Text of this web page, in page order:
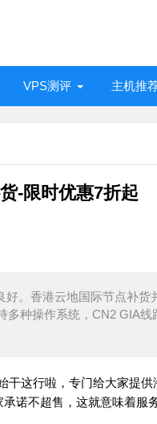
VPS测评 主机推
-限时优惠7折起
。香港云地国际节点补货
种操作系统，CN2 GIA
这行啦，专门给大家提
诺不超售，这就意味着服